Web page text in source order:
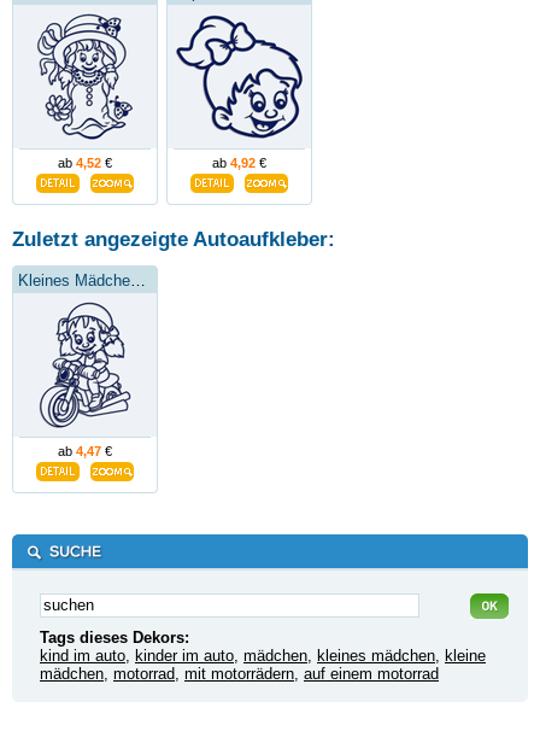
ab 4,52 € ab 4,92 €
Zuletzt angezeigte Autoaufkleber:
ab 4,47 €
Tags dieses Dekors:
kind im auto kinder im auto mädchen kleines mädchen kleine
mädchen motorrad mit motorrädern auf einem motorrad